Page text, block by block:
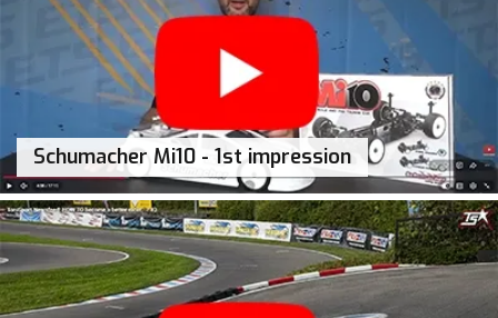
Schumacher Mi10 - 1st impression